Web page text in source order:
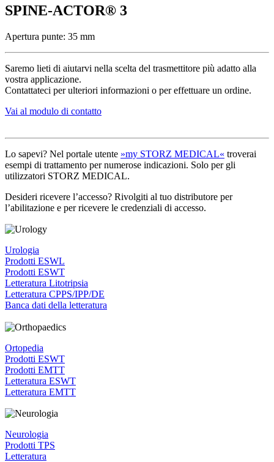
SPINE-ACTOR® 3
Apertura punte: 35 mm
Saremo lieti di aiutarvi nella scelta del trasmettitore più adatto alla
vostra applicazione.
Contattateci per ulteriori informazioni o per effettuare un ordine.
Vai al modulo di contatto
Lo sapevi? Nel portale utente »my STORZ MEDICAL« troverai
esempi di trattamento per numerose indicazioni. Solo per gli
utilizzatori STORZ MEDICAL.
Desideri ricevere l’accesso? Rivolgiti al tuo distributore per
l’abilitazione e per ricevere le credenziali di accesso.
Urologia
Prodotti ESWL
Prodotti ESWT
Letteratura Litotripsia
Letteratura CPPS/IPP/DE
Banca dati della letteratura
Ortopedia
Prodotti ESWT
Prodotti EMTT
Letteratura ESWT
Letteratura EMTT
Neurologia
Prodotti TPS
Letteratura